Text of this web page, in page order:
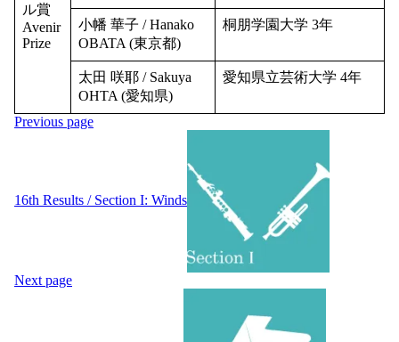
ル賞
Avenir
Prize
小幡 華子 / Hanako
OBATA (東京都)
桐朋学園大学 3年
太田 咲耶 / Sakuya
OHTA (愛知県)
愛知県立芸術大学 4年
Post
Previous page
16th Results / Section I: Winds
Next page